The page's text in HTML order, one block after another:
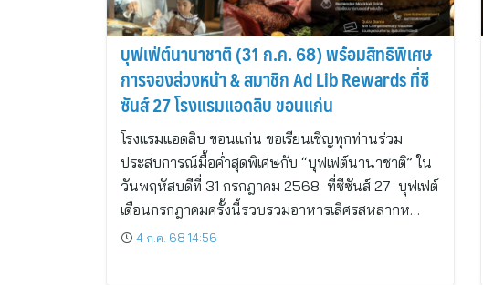
บุฟเฟ่ต์นานาชาติ (31 ก.ค. 68) พร้อมสิทธิพิเศษ
การจองล่วงหน้า & สมาชิก Ad Lib Rewards ที่ซี
ซันส์ 27 โรงแรมแอดลิบ ขอนแก่น
โรงแรมแอดลิบ ขอนแก่น ขอเรียนเชิญทุกท่านร่วม
ประสบการณ์มื้อค่ำสุดพิเศษกับ “บุฟเฟต์นานาชาติ” ใน
วันพฤหัสบดีที่ 31 กรกฎาคม 2568 ที่ซีซันส์ 27 บุฟเฟต์
เดือนกรกฎาคมครั้งนี้รวบรวมอาหารเลิศรสหลากห…
4 ก.ค. 68 14:56